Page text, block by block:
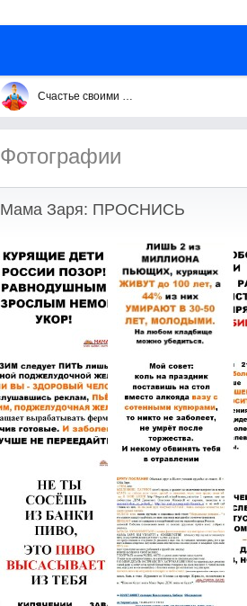
Счастье своими руками
Фотографии
Мама Заря: ПРОСНИСЬ